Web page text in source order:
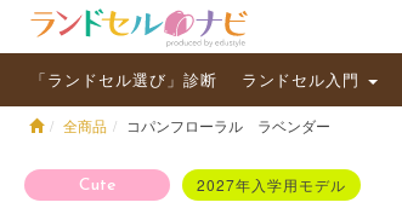
「ランドセル選び」診断 ランドセル入門
全商品 コパンフローラル ラベンダー
2027年入学用モデル